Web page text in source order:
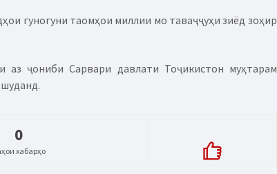
гуногуни таомҳои миллии мо таваҷҷуҳи зиёд зоҳир
аз ҷониби Сарвари давлати Тоҷикистон муҳтарам
0
хабарҳо